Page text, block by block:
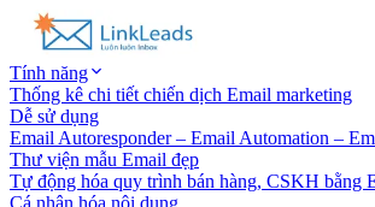
Tính năng
Thống kê chi tiết chiến dịch Email marketing
Dễ sử dụng
Email Autoresponder – Email Automation –
Thư viện mẫu Email đẹp
Tự động hóa quy trình bán hàng, CSKH bằng
Cá nhân hóa nội dung